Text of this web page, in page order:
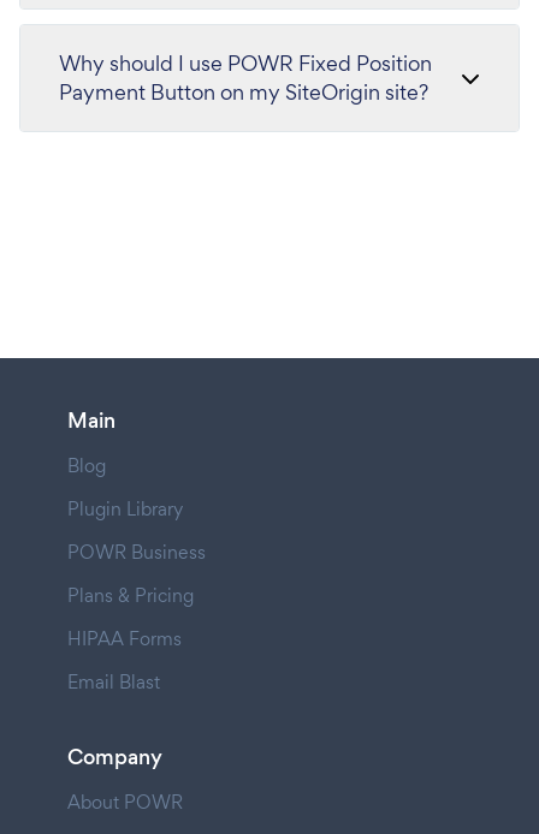
Why should I use POWR Fixed Position
Payment Button on my SiteOrigin site?
Main
Blog
Plugin Library
POWR Business
Plans & Pricing
HIPAA Forms
Email Blast
Company
About POWR